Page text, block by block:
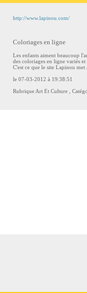
http://www.lapinou.com/
Coloriages en ligne
Les enfants aiment beaucoup
des coloriages en ligne variés
C'est ce que le site Lapinou
le 07-03-2012 à 19:38:51
Rubrique Art Et Culture,